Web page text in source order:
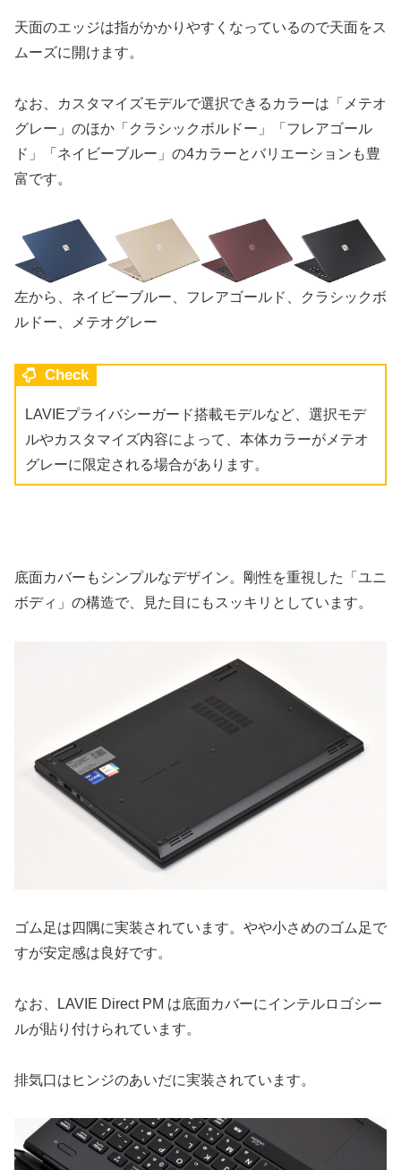
天面のエッジは指がかかりやすくなっているので天面をス
ムーズに開けます。
なお、カスタマイズモデルで選択できるカラーは「メテオ
グレー」のほか「クラシックボルドー」「フレアゴール
ド」「ネイビーブルー」の4カラーとバリエーションも豊
富です。
左から、ネイビーブルー、フレアゴールド、クラシックボ
ルドー、メテオグレー
Check
LAVIEプライバシーガード搭載モデルなど、選択モデ
ルやカスタマイズ内容によって、本体カラーがメテオ
グレーに限定される場合があります。
底面カバーもシンプルなデザイン。剛性を重視した「ユニ
ボディ」の構造で、見た目にもスッキリとしています。
ゴム足は四隅に実装されています。やや小さめのゴム足で
すが安定感は良好です。
なお、LAVIE Direct PM は底面カバーにインテルロゴシー
ルが貼り付けられています。
排気口はヒンジのあいだに実装されています。